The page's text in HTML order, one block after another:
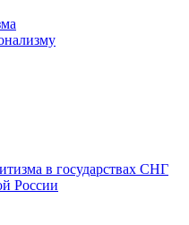
в государствах СНГ
России